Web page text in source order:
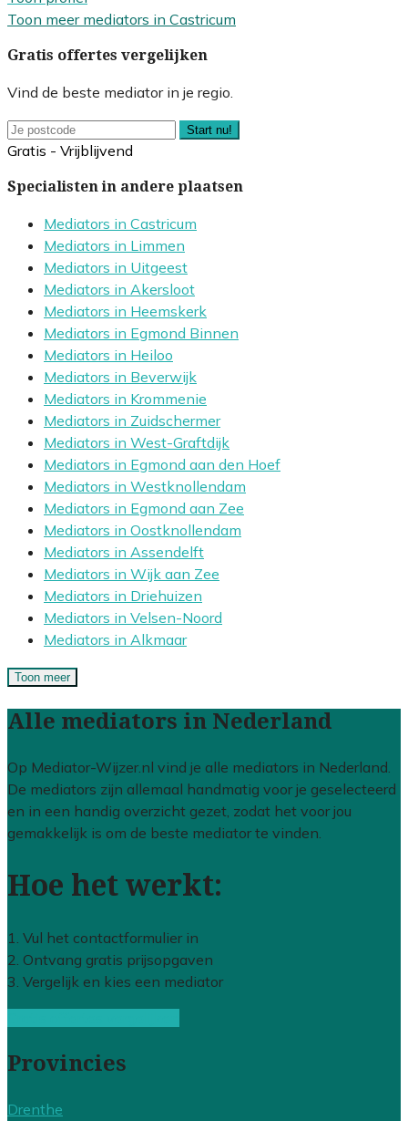
Toon meer mediators in Castricum
Gratis offertes vergelijken
Vind de beste mediator in je regio.
Start nu!
Gratis - Vrijblijvend
Specialisten in andere plaatsen
Mediators in Castricum
Mediators in Limmen
Mediators in Uitgeest
Mediators in Akersloot
Mediators in Heemskerk
Mediators in Egmond Binnen
Mediators in Heiloo
Mediators in Beverwijk
Mediators in Krommenie
Mediators in Zuidschermer
Mediators in West-Graftdijk
Mediators in Egmond aan den Hoef
Mediators in Westknollendam
Mediators in Egmond aan Zee
Mediators in Oostknollendam
Mediators in Assendelft
Mediators in Wijk aan Zee
Mediators in Driehuizen
Mediators in Velsen-Noord
Mediators in Alkmaar
Toon meer
Alle mediators in Nederland
Op Mediator-Wijzer.nl vind je alle mediators in Nederland.
De mediators zijn allemaal handmatig voor je geselecteerd
en in een handig overzicht gezet, zodat het voor jou
gemakkelijk is om de beste mediator te vinden.
Hoe het werkt:
1. Vul het contactformulier in
2. Ontvang gratis prijsopgaven
3. Vergelijk en kies een mediator
Provincies
Drenthe